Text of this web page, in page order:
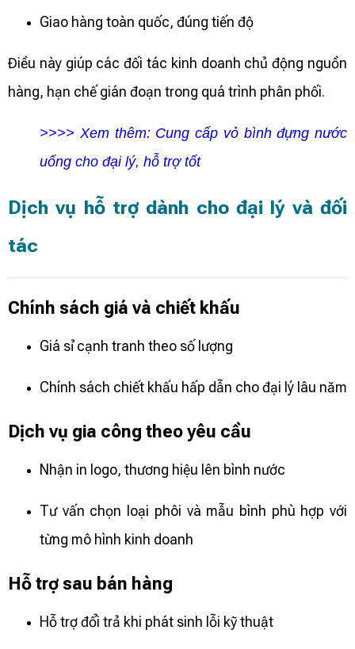
Giao hàng toàn quốc, đúng tiến độ
Điều này giúp các đối tác kinh doanh chủ động nguồn
hàng, hạn chế gián đoạn trong quá trình phân phối.
>>>> Xem thêm: Cung cấp vỏ bình đựng nước
uống cho đại lý, hỗ trợ tốt
Dịch vụ hỗ trợ dành cho đại lý và đối
tác
Chính sách giá và chiết khấu
Giá sỉ cạnh tranh theo số lượng
Chính sách chiết khấu hấp dẫn cho đại lý lâu năm
Dịch vụ gia công theo yêu cầu
Nhận in logo, thương hiệu lên bình nước
Tư vấn chọn loại phôi và mẫu bình phù hợp với
từng mô hình kinh doanh
Hỗ trợ sau bán hàng
Hỗ trợ đổi trả khi phát sinh lỗi kỹ thuật